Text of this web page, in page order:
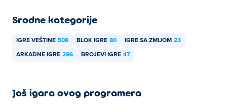
Srodne kategorije
IGRE VEŠTINE 508 BLOK IGRE 80 IGRE SA ZMIJOM 23
ARKADNE IGRE 296 BROJEVI IGRE 47
Još igara ovog programera